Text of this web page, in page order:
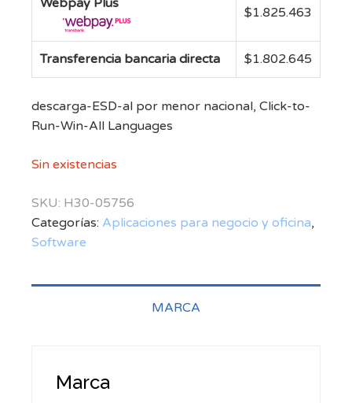
Webpay Plus
$1.825.463
Transferencia bancaria directa $1.802.645
descarga-ESD-al por menor nacional, Click-to-
Run-Win-All Languages
Sin existencias
SKU: H30-05756
Categorías: Aplicaciones para negocio y oficina,
Software
MARCA
Marca